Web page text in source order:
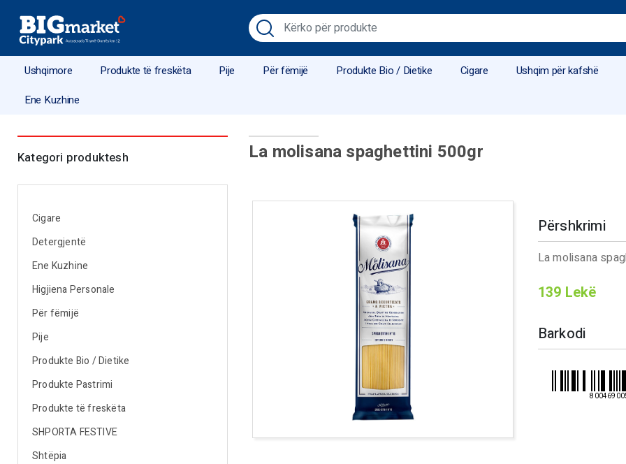
Ushqimore Produkte të freskëta Pije Për fëmijë Produkte Bio / Dietike Cigare Ushqim për kafshë
Ene Kuzhine
Kategori produktesh
Cigare
Detergjentë
Ene Kuzhine
Higjiena Personale
Për fëmijë
Pije
Produkte Bio / Dietike
Produkte Pastrimi
Produkte të freskëta
SHPORTA FESTIVE
Shtëpia
La molisana spaghettini 500gr
Përshkrimi
La molisana
139 Lekë
Barkodi